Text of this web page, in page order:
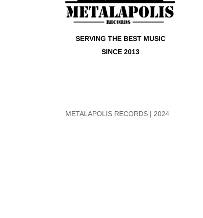
SERVING THE BEST MUSIC
SINCE 2013
METALAPOLIS RECORDS | 2024